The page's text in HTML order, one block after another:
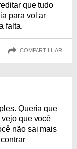
que tudo
para voltar
falta.
COMPARTILHAR
Queria que
vejo que você
não sai mais